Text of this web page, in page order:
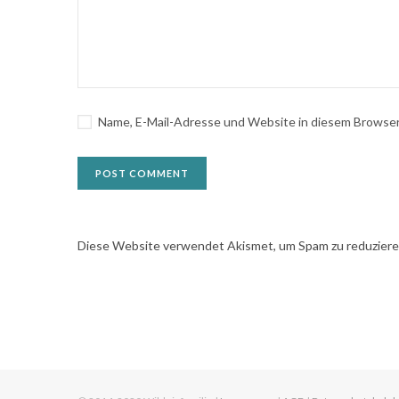
Name, E-Mail-Adresse und Website in diesem
Diese Website verwendet Akismet, um Spam zu